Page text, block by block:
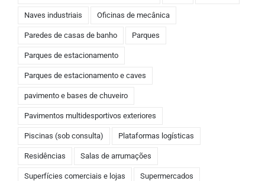
Naves industriais Oficinas de mecânica
Paredes de casas de banho Parques
Parques de estacionamento
Parques de estacionamento e caves
pavimento e bases de chuveiro
Pavimentos multidesportivos exteriores
Piscinas (sob consulta) Plataformas logísticas
Residências Salas de arrumações
Superfícies comerciais e lojas Supermercados